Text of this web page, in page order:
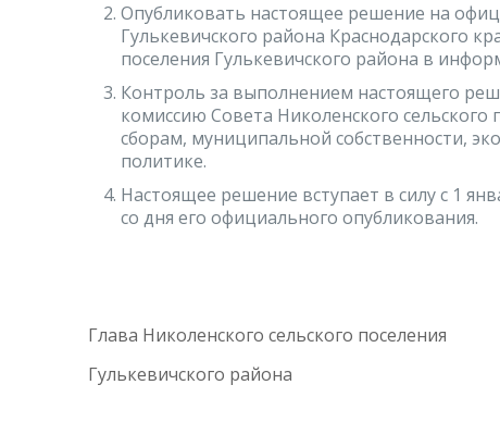
Опубликовать настоящее решение на
Гулькевичского района Краснодарского
поселения Гулькевичского района в
Контроль за выполнением настоящего
комиссию Совета Николенского
сборам, муниципальной собственности,
политике.
Настоящее решение вступает в силу с 1
со дня его официального опубликования.
Глава Николенского сельского поселения
Гулькевичского